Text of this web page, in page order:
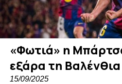
«Φωτιά» η
εξάρα τη Βαλένθια
15/09/2025